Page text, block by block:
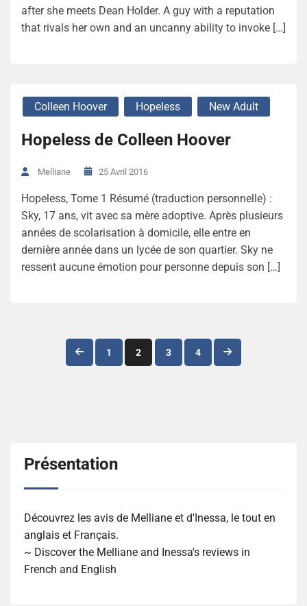
after she meets Dean Holder. A guy with a reputation
that rivals her own and an uncanny ability to invoke […]
Colleen Hoover Hopeless New Adult
Hopeless de Colleen Hoover
Melliane 25 Avril 2016
Hopeless, Tome 1 Résumé (traduction personnelle) :
Sky, 17 ans, vit avec sa mère adoptive. Après plusieurs
années de scolarisation à domicile, elle entre en
dernière année dans un lycée de son quartier. Sky ne
ressent aucune émotion pour personne depuis son […]
Navigation
1 2 3 4
Présentation
Découvrez les avis de Melliane et d'Inessa, le tout en
anglais et Français.
~ Discover the Melliane and Inessa's reviews in
French and English